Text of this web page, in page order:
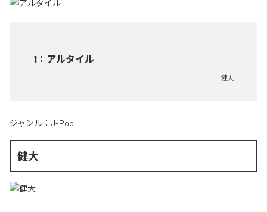
1 ： アルタイル
健大
ジャンル： J-Pop
健大